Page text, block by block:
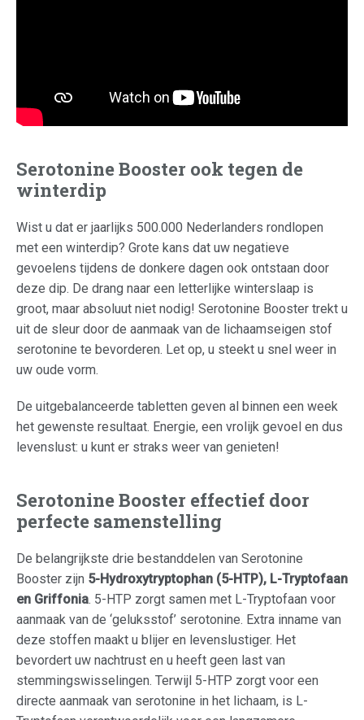
Serotonine Booster ook tegen de
winterdip
Wist u dat er jaarlijks 500.000 Nederlanders rondlopen
met een winterdip? Grote kans dat uw negatieve
gevoelens tijdens de donkere dagen ook ontstaan door
deze dip. De drang naar een letterlijke winterslaap is
groot, maar absoluut niet nodig! Serotonine Booster trekt u
uit de sleur door de aanmaak van de lichaamseigen stof
serotonine te bevorderen. Let op, u steekt u snel weer in
uw oude vorm.
De uitgebalanceerde tabletten geven al binnen een week
het gewenste resultaat. Energie, een vrolijk gevoel en dus
levenslust: u kunt er straks weer van genieten!
Serotonine Booster effectief door
perfecte samenstelling
De belangrijkste drie bestanddelen van Serotonine
Booster zijn 5-Hydroxytryptophan (5-HTP), L-Tryptofaan
en Griffonia. 5-HTP zorgt samen met L-Tryptofaan voor
aanmaak van de ‘geluksstof’ serotonine. Extra inname van
deze stoffen maakt u blijer en levenslustiger. Het
bevordert uw nachtrust en u heeft geen last van
stemmingswisselingen. Terwijl 5-HTP zorgt voor een
directe aanmaak van serotonine in het lichaam, is L-